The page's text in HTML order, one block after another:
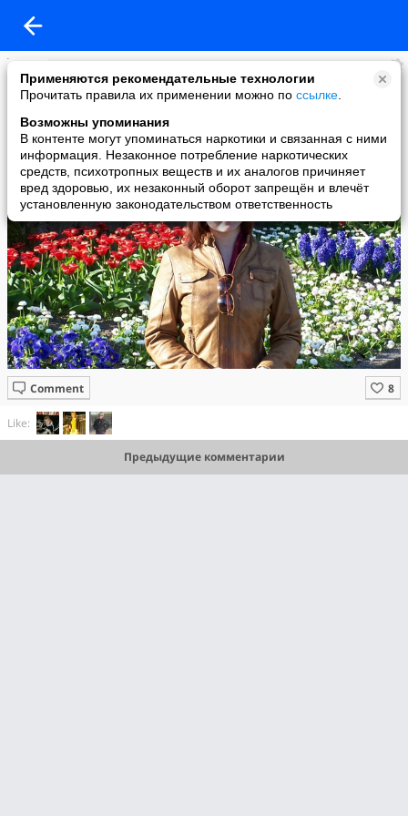
Применяются рекомендательные технологии
Прочитать правила их применении можно по ссылке
Возможны упоминания
В контенте могут упоминаться наркотики и связанная с ними
информация. Незаконное потребление наркотических
средств, психотропных веществ и их аналогов причиняет
вред здоровью, их незаконный оборот запрещён и влечёт
установленную законодательством ответственность
пупурс оксана
added a photo
20 Apr в 02:16
Comment
Like:
Предыдущие комментарии